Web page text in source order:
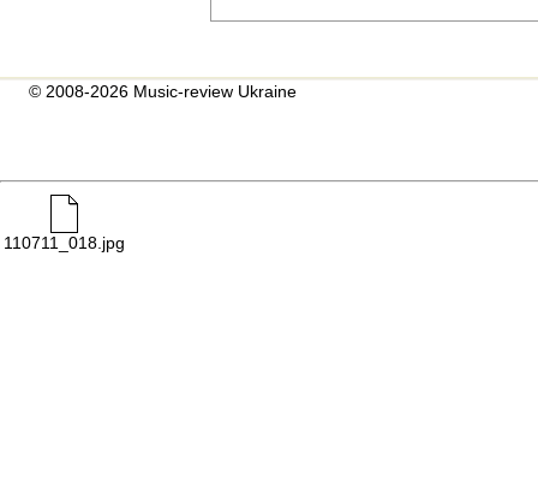
© 2008-2026 Music-review Ukraine
110711_018.jpg